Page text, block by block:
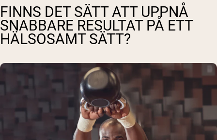
FINNS DET SÄTT ATT UPPNÅ
SNABBARE RESULTAT PÅ ETT
HÄLSOSAMT SÄTT?